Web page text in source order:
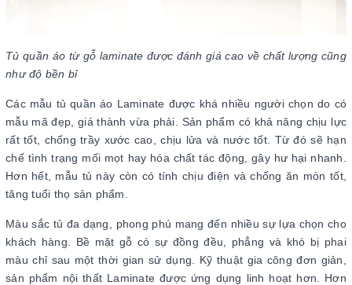
Tủ quần áo từ gỗ laminate được đánh giá cao về chất lượng cũng
như độ bền bỉ
Các mẫu tủ quần áo Laminate được khá nhiều người chọn do có
mẫu mã đẹp, giá thành vừa phải. Sản phẩm có khả năng chịu lực
rất tốt, chống trầy xước cao, chịu lửa và nước tốt. Từ đó sẽ hạn
chế tình trạng mối mọt hay hóa chất tác động, gây hư hại nhanh.
Hơn hết, mẫu tủ này còn có tính chịu điện và chống ăn mòn tốt,
tăng tuổi thọ sản phẩm.
Màu sắc tủ đa dạng, phong phú mang đến nhiều sự lựa chọn cho
khách hàng. Bề mặt gỗ có sự đồng đều, phẳng và khó bị phai
màu chỉ sau một thời gian sử dụng. Kỹ thuật gia công đơn giản,
sản phẩm nội thất Laminate được ứng dụng linh hoạt hơn. Hơn